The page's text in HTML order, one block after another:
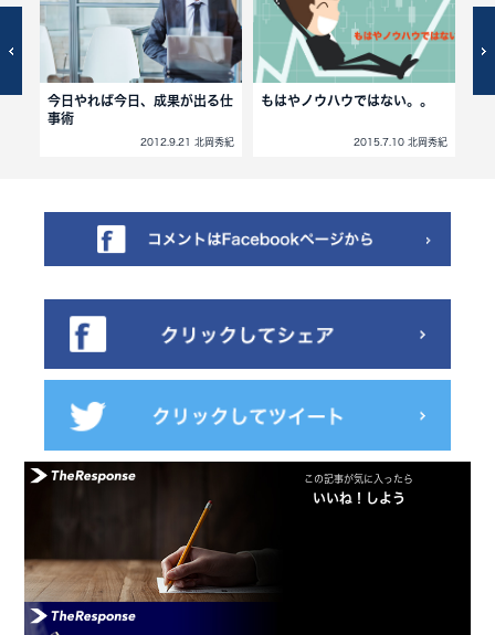
今日やれば今日、成果が出る仕
事術
2012.9.21 北岡秀紀
もはやノウハウではない。。
2015.7.10 北岡秀紀
この記事が気に入ったら
いいね！しよう